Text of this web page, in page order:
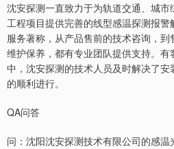
沈安探测一直致力于为轨道交通、城
工程项目提供完善的线型感温探测报
服务著称，从产品售前的技术咨询，
维护保养，都有专业团队提供支持。
中，沈安探测的技术人员及时解决了
的顺利进行。
QA问答
问：沈阳沈安探测技术有限公司的感温